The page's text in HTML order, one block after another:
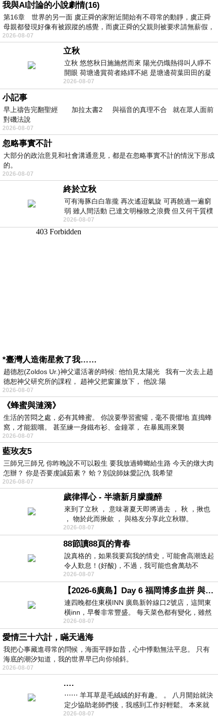
我與AI討論的小說劇情(16)
第16章 世界的另一面 虞正舜的家附近開始有不尋常的動靜，虞正舜
母親都發現好像有被跟蹤的感覺，而虞正舜的父親則被要求請無薪假，
2026-08-07
立秋
立秋 悠悠秋日施施然而來 陽光仍熾熱得叫人睜不
開眼 荷塘邊賞荷者絡繹不絕 是塘邊荷葉田田的凝
望 風中飄逸的是映日荷花別樣紅
2026-08-07
小記事
早上禱告完翻聖經 加拉太書2 與福音的真理不合 就在眾人面前
對磯法說
2026-08-07
忽略事實不計
大部分的政治意見和社會溝通意見，都是在忽略事實不計的情況下形成
的。
2026-08-07
終於立秋
可有海豚白白靠攏 再次遙迢氣旋 可再饒過一遍窮
弱 雖人間活動 已達文明極致之浪費 但又何干質樸
者 只能白白陪葬
2026-08-07
*臺灣人造衛星救了我……
趙德恕(Zoldos Ur.)神父還活著的時候: 他怕見太陽光 我有一次去上趙
德恕神父研究所的課程， 趙神父把窗簾放下， 他說:陽
2026-08-07
《蜂蜜與漣漪》
生活的苦悶之處，必有其蜂蜜。 你說要學習蜜獾，毫不畏懼地 直搗蜂
窩，才能親嚐。 甚至練一身鐵布衫、金鐘罩， 在暴風雨來襲
2026-08-07
藍玫友5
三師兄三師兄 你昨晚說不可以殺生 要我放過蟑螂給生路 今天的燉大肉
怎辦？ 你是否要虔誠茹素？ 蛤？別說師妹愛記仇 我希望
2026-08-07
歲律禪心 - 半塘新月朦朧醉
來到了立秋 ， 意味著夏天即將過去 ， 秋 ，揪也
， 物於此而揪歛 ， 與格友分享此立秋聯。
2026-08-07
88節讀88頁的青春
說真格的，如果我要寫我的情史，可能會高潮迭起
令人歎息！(好酸)，不過，我可能也會萬劫不
復...，每天跪鍵盤還是被判了花心的罪
2026-08-07
【2026-6廣島】Day 6 福岡博多血拼 與機場接送少年司機深夜對談
連四晚都住東橫INN 廣島新幹線口2號店，這間東
橫inn，早餐非常豐盛。 每天菜色都有變化，雖然
看到工作人員拿出料理包加熱，但
2026-08-07
愛情三十六計，瞞天過海
我把心事藏進尋常的問候，海面平靜如昔，心中悸動無法平息。 只有
海底的潮汐知道，我的世界早已向你傾斜。
2026-08-07
….
⋯⋯ 羊耳草是毛絨絨的好有趣。 。 八月開始就決
定少協助老師們後，我感到工作好輕鬆。 本來就
2026-08-07